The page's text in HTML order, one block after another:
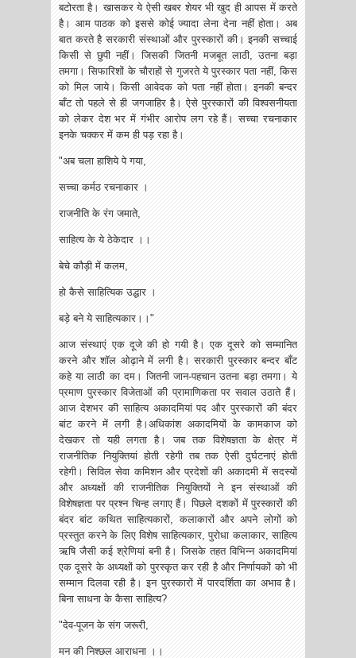
बटोरता है। खासकर ये ऐसी खबर शेयर भी खुद ही आपस में करते
है। आम पाठक को इससे कोई ज्यादा लेना देना नहीं होता। अब
बात करते है सरकारी संस्थाओं और पुरस्कारों की। इनकी सच्चाई
किसी से छुपी नहीं। जिसकी जितनी मजबूत लाठी, उतना बड़ा
तमगा। सिफारिशों के चौराहों से गुजरते ये पुरस्कार पता नहीं, किस
को मिल जाये। किसी आवेदक को पता नहीं होता। इनकी बन्दर
बाँट तो पहले से ही जगजाहिर है। ऐसे पुरस्कारों की विश्वसनीयता
को लेकर देश भर में गंभीर आरोप लग रहे हैं। सच्चा रचनाकार
इनके चक्कर में कम ही पड़ रहा है।
"अब चला हाशिये पे गया,
सच्चा कर्मठ रचनाकार ।
राजनीति के रंग जमाते,
साहित्य के ये ठेकेदार ।।
बेचे कौड़ी में कलम,
हो कैसे साहित्यिक उद्धार ।
बड़े बने ये साहित्यकार।।"
आज संस्थाएं एक दूजे की हो गयी है। एक दूसरे को सम्मानित
करने और शॉल ओढ़ाने में लगी है। सरकारी पुरस्कार बन्दर बाँट
कहे या लाठी का दम। जितनी जान-पहचान उतना बड़ा तमगा। ये
प्रमाण पुरस्कार विजेताओं की प्रामाणिकता पर सवाल उठाते हैं।
आज देशभर की साहित्य अकादमियां पद और पुरस्कारों की बंदर
बांट करने में लगी है।अधिकांश अकादमियों के कामकाज को
देखकर तो यही लगता है। जब तक विशेषज्ञता के क्षेत्र में
राजनीतिक नियुक्तियां होती रहेगी तब तक ऐसी दुर्घटनाएं होती
रहेगी। सिविल सेवा कमिशन और प्रदेशों की अकादमी में सदस्यों
और अध्यक्षों की राजनीतिक नियुक्तियों ने इन संस्थाओं की
विशेषज्ञता पर प्रश्न चिन्ह लगाए हैं। पिछले दशकों में पुरस्कारों की
बंदर बांट कथित साहित्यकारों, कलाकारों और अपने लोगों को
प्रस्तुत करने के लिए विशेष साहित्यकार, पुरोधा कलाकार, साहित्य
ऋषि जैसी कई श्रेणियां बनी है। जिसके तहत विभिन्न अकादमियां
एक दूसरे के अध्यक्षों को पुरस्कृत कर रही है और निर्णायकों को भी
सम्मान दिलवा रही है। इन पुरस्कारों में पारदर्शिता का अभाव है।
बिना साधना के कैसा साहित्य?
"देव-पूजन के संग जरूरी,
मन की निश्छल आराधना ।।